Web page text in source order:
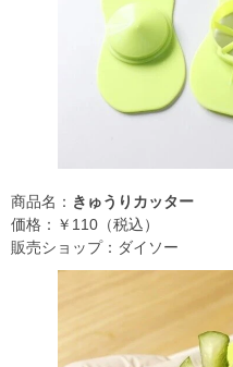
商品名： きゅうりカッター
価格：￥110（税込）
販売ショップ：ダイソー